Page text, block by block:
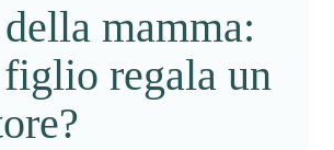
mamma:
figlio regala un